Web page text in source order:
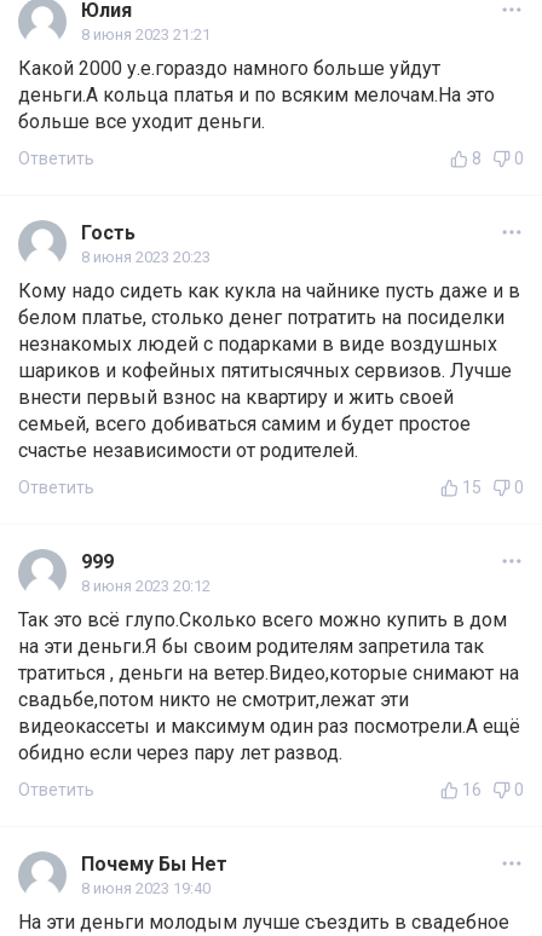
Юлия
8 июня 2023 21:21
Какой 2000 у.е.гораздо намного больше уйдут
деньги.А кольца платья и по всяким мелочам.На это
больше все уходит деньги.
Ответить 8 0
Гость
8 июня 2023 20:23
Кому надо сидеть как кукла на чайнике пусть даже и в
белом платье, столько денег потратить на посиделки
незнакомых людей с подарками в виде воздушных
шариков и кофейных пятитысячных сервизов. Лучше
внести первый взнос на квартиру и жить своей
семьей, всего добиваться самим и будет простое
счастье независимости от родителей.
Ответить 15 0
999
8 июня 2023 20:12
Так это всё глупо.Сколько всего можно купить в дом
на эти деньги.Я бы своим родителям запретила так
тратиться , деньги на ветер.Видео,которые снимают на
свадьбе,потом никто не смотрит,лежат эти
видеокассеты и максимум один раз посмотрели.А ещё
обидно если через пару лет развод.
Ответить 16 0
Почему Бы Нет
8 июня 2023 19:40
На эти деньги молодым лучше съездить в свадебное